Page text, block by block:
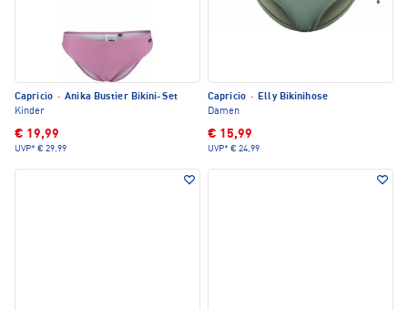
Capricio · Anika Bustier Bikini-Set
Kinder
€ 19,99
UVP* € 29,99
Capricio · Elly Bikinihose
Damen
€ 15,99
UVP* € 24,99